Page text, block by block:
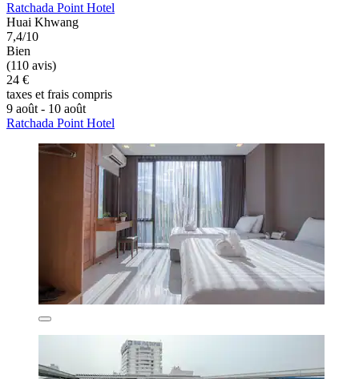
Ratchada Point Hotel
Huai Khwang
7,4/10
Bien
(110 avis)
24 €
taxes et frais compris
9 août - 10 août
Ratchada Point Hotel